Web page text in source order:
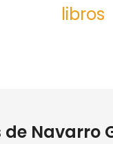
libros
de Navarro